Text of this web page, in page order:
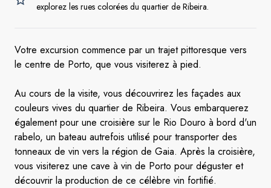
explorez les rues colorées du quartier de Ribeira.
Votre excursion commence par un trajet pittoresque vers
le centre de Porto, que vous visiterez à pied.
Au cours de la visite, vous découvrirez les façades aux
couleurs vives du quartier de Ribeira. Vous embarquerez
également pour une croisière sur le Rio Douro à bord d'un
rabelo, un bateau autrefois utilisé pour transporter des
tonneaux de vin vers la région de Gaia. Après la croisière,
vous visiterez une cave à vin de Porto pour déguster et
découvrir la production de ce célèbre vin fortifié.